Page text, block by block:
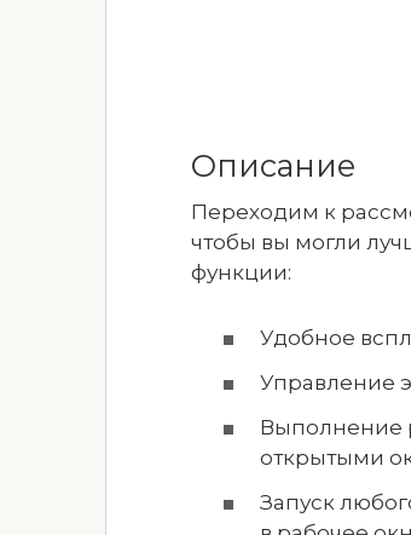
Описание
Переходим к
чтобы вы могли
функции:
Удобное
Управление
Выполнение
открытыми
Запуск